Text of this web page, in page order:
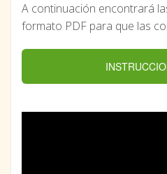
A continuación encontrará
formato PDF para que las